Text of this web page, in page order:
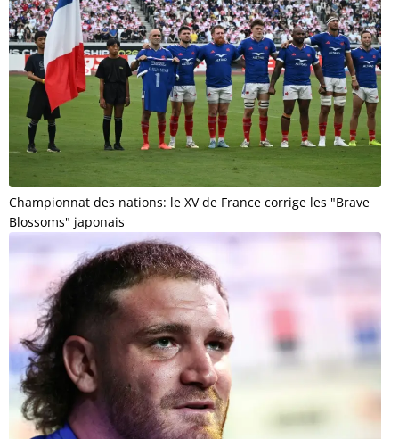
Championnat des nations: le XV de France corrige les "Brave
Blossoms" japonais